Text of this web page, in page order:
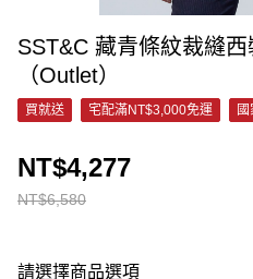
SST&C 藏青條紋裁縫
（Outlet）
買就送 宅配滿NT$3,000免運 國
NT$6,580
NT$4,277
請選擇商品選項